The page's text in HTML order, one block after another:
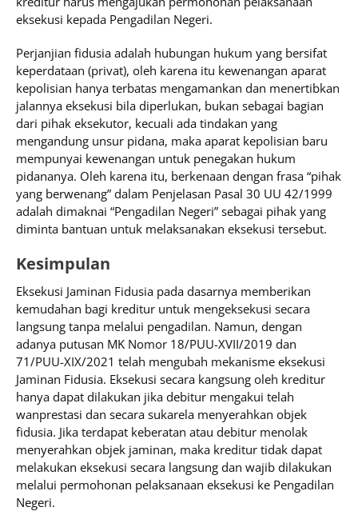
eksekusi kepada Pengadilan Negeri.
Perjanjian fidusia adalah hubungan hukum yang bersifat
keperdataan (privat), oleh karena itu kewenangan aparat
kepolisian hanya terbatas mengamankan dan menertibkan
jalannya eksekusi bila diperlukan, bukan sebagai bagian
dari pihak eksekutor, kecuali ada tindakan yang
mengandung unsur pidana, maka aparat kepolisian baru
mempunyai kewenangan untuk penegakan hukum
pidananya. Oleh karena itu, berkenaan dengan frasa “pihak
yang berwenang” dalam Penjelasan Pasal 30 UU 42/1999
adalah dimaknai “Pengadilan Negeri” sebagai pihak yang
diminta bantuan untuk melaksanakan eksekusi tersebut.
Kesimpulan
Eksekusi Jaminan Fidusia pada dasarnya memberikan
kemudahan bagi kreditur untuk mengeksekusi secara
langsung tanpa melalui pengadilan. Namun, dengan
adanya putusan MK Nomor 18/PUU-XVII/2019 dan
71/PUU-XIX/2021 telah mengubah mekanisme eksekusi
Jaminan Fidusia. Eksekusi secara kangsung oleh kreditur
hanya dapat dilakukan jika debitur mengakui telah
wanprestasi dan secara sukarela menyerahkan objek
fidusia. Jika terdapat keberatan atau debitur menolak
menyerahkan objek jaminan, maka kreditur tidak dapat
melakukan eksekusi secara langsung dan wajib dilakukan
melalui permohonan pelaksanaan eksekusi ke Pengadilan
Negeri.